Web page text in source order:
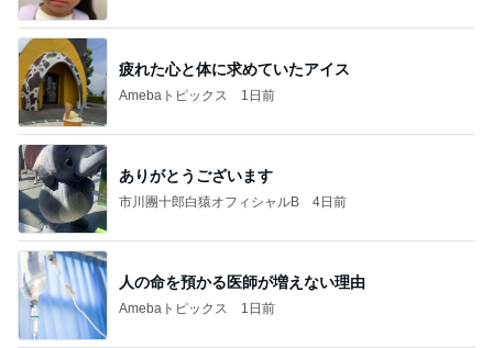
疲れた心と体に求めていたアイス
Amebaトピックス 1日前
ありがとうございます
市川團十郎白猿オフィシャルB 4日前
人の命を預かる医師が増えない理由
Amebaトピックス 1日前